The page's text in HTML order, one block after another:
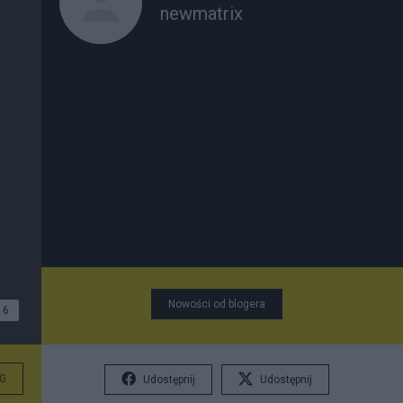
6
newmatrix
Nowości od blogera
Udostępnij Udostępnij